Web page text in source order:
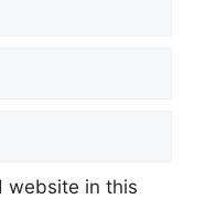
website in this